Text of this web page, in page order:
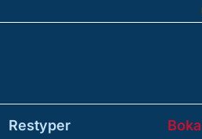
Restyper